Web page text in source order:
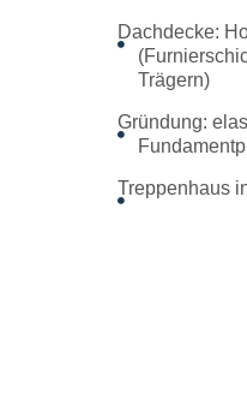
Dachdecke:
Trägern)
Gründung:
Treppenhaus